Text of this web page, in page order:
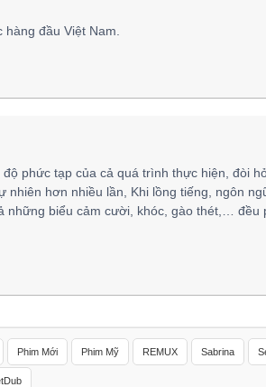
đầu Việt Nam.
phức tạp của cả quá trình thực hiện, đòi
hơn nhiều lần, Khi lồng tiếng, ngôn
những biểu cảm cười, khóc, gào thét,… đều
Phim Mới Phim Mỹ REMUX Sabrina